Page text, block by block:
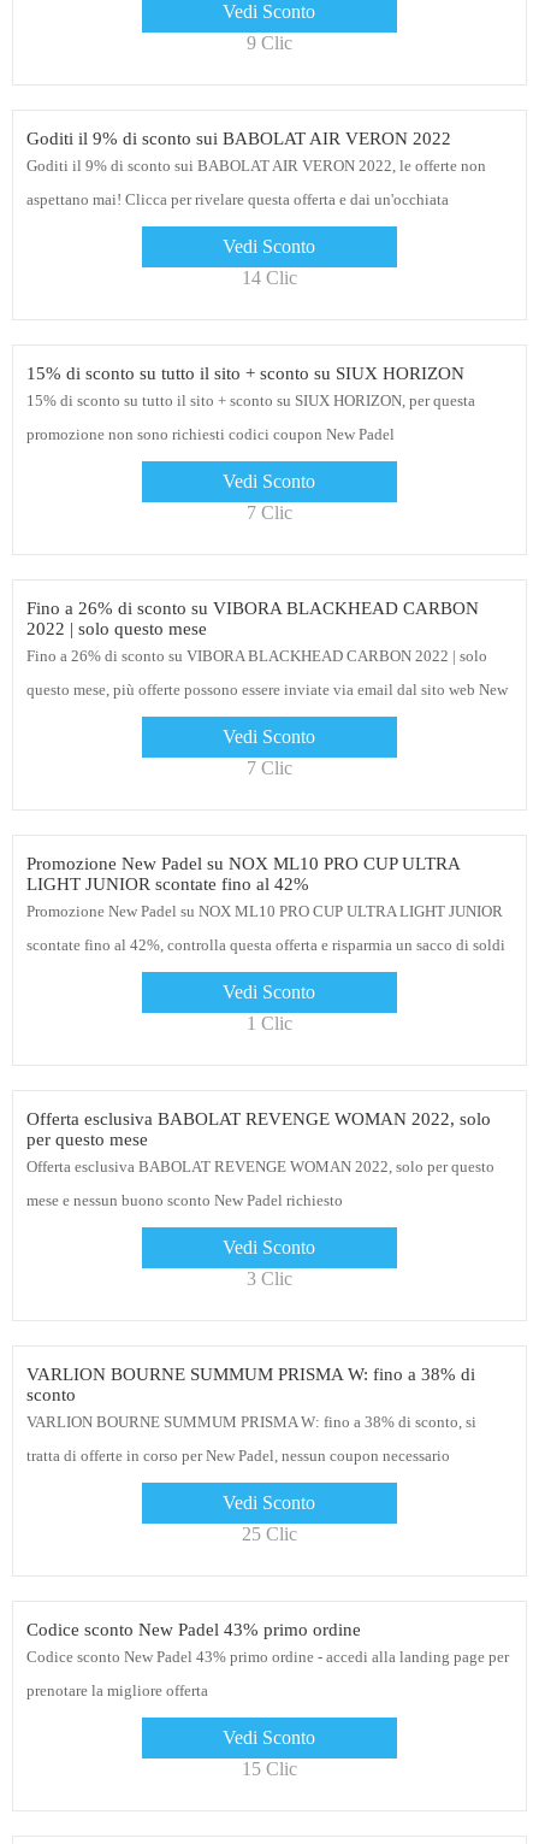
Vedi Sconto
9 Clic
Goditi il ​​9% di sconto sui BABOLAT AIR VERON 2022
Goditi il ​​9% di sconto sui BABOLAT AIR VERON 2022, le offerte non
aspettano mai! Clicca per rivelare questa offerta e dai un'occhiata
Vedi Sconto
14 Clic
15% di sconto su tutto il sito + sconto su SIUX HORIZON
15% di sconto su tutto il sito + sconto su SIUX HORIZON, per questa
promozione non sono richiesti codici coupon New Padel
Vedi Sconto
7 Clic
Fino a 26% di sconto su VIBORA BLACKHEAD CARBON
2022 | solo questo mese
Fino a 26% di sconto su VIBORA BLACKHEAD CARBON 2022 | solo
questo mese, più offerte possono essere inviate via email dal sito web New
Vedi Sconto
7 Clic
Promozione New Padel su NOX ML10 PRO CUP ULTRA
LIGHT JUNIOR scontate fino al 42%
Promozione New Padel su NOX ML10 PRO CUP ULTRA LIGHT JUNIOR
scontate fino al 42%, controlla questa offerta e risparmia un sacco di soldi
Vedi Sconto
1 Clic
Offerta esclusiva BABOLAT REVENGE WOMAN 2022, solo
per questo mese
Offerta esclusiva BABOLAT REVENGE WOMAN 2022, solo per questo
mese e nessun buono sconto New Padel richiesto
Vedi Sconto
3 Clic
VARLION BOURNE SUMMUM PRISMA W: fino a 38% di
sconto
VARLION BOURNE SUMMUM PRISMA W: fino a 38% di sconto, si
tratta di offerte in corso per New Padel, nessun coupon necessario
Vedi Sconto
25 Clic
Codice sconto New Padel 43% primo ordine
Codice sconto New Padel 43% primo ordine - accedi alla landing page per
prenotare la migliore offerta
Vedi Sconto
15 Clic